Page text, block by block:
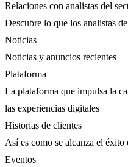
Relaciones con analistas del
Descubre lo que los analistas
Noticias
Noticias y anuncios recientes
Plataforma
La plataforma que impulsa la
las experiencias digitales
Historias de clientes
Así es como se alcanza el éxito
Eventos